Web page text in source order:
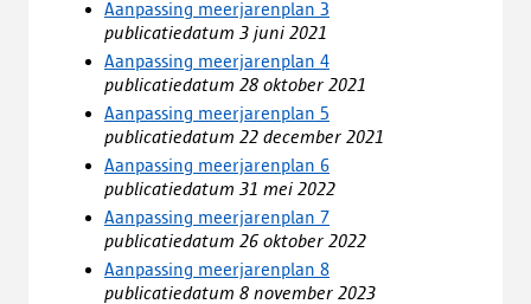
Aanpassing meerjarenplan 3
publicatiedatum 3 juni 2021
Aanpassing meerjarenplan 4
publicatiedatum 28 oktober 2021
Aanpassing meerjarenplan 5
publicatiedatum 22 december 2021
Aanpassing meerjarenplan 6
publicatiedatum 31 mei 2022
Aanpassing meerjarenplan 7
publicatiedatum 26 oktober 2022
Aanpassing meerjarenplan 8
publicatiedatum 8 november 2023